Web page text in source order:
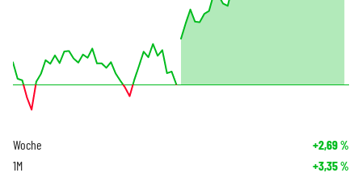
Woche +2,69%
1M +3,35%